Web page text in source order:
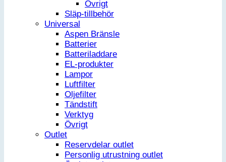
Övrigt
Släp-tillbehör
Universal
Aspen Bränsle
Batterier
Batteriladdare
EL-produkter
Lampor
Luftfilter
Oljefilter
Tändstift
Verktyg
Övrigt
Outlet
Reservdelar outlet
Personlig utrustning outlet